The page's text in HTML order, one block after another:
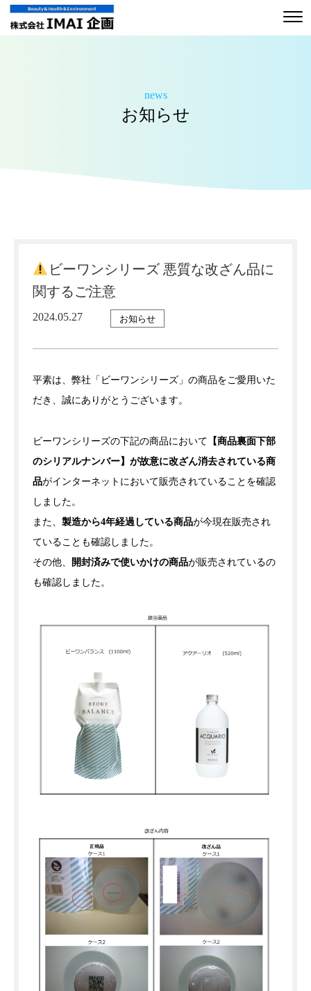
news
お知らせ
ビーワンシリーズ 悪質な改ざん品に
関するご注意
2024.05.27 お知らせ
平素は、弊社「ビーワンシリーズ」の商品をご愛用いた
だき、誠にありがとうございます。
ビーワンシリーズの下記の商品において 【商品裏面下部
のシリアルナンバー】が故意に改ざん消去されている商
品がインターネットにおいて販売されていることを確認
しました。
また、 製造から4年経過している商品が今現在販売され
ていることも確認しました。
その他、
開封済みで使いかけの商品が販売されているの
も確認しました。